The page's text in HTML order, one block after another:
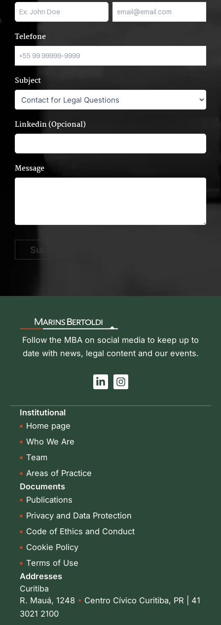
Telefone
Subject
Linkedin (Opcional)
Message
Submit
Follow the MBA on social media to keep up to
date with news, legal content and our events.
L
i
k
I
n
t
Institutional
Home page
Who We Are
Team
Areas of Practice
Documents
Publications
Privacy and Data Protection
Code of Ethics and Conduct
Cookie Policy
Terms of Use
Addresses
Curitiba
R. Mauá, 1248 • Centro Cívico Curitiba, PR | 41
3021 2100